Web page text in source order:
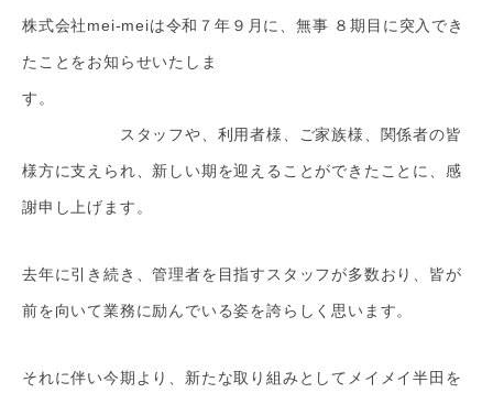
株式会社mei-meiは令和７年９月に、無事 ８期目に突入でき
たことをお知らせいたしま
す。
スタッフや、利用者様、ご家族様、関係者の皆
様方に支えられ、新しい期を迎えることができたことに、感
謝申し上げます。
去年に引き続き、管理者を目指すスタッフが多数おり、皆が
前を向いて業務に励んでいる姿を誇らしく思います。
それに伴い今期より、新たな取り組みとしてメイメイ半田を